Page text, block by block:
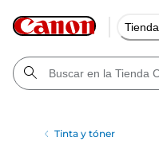
Tienda
Tinta y tóner